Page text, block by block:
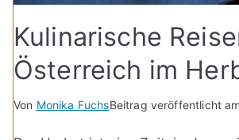
Kulinarische
Österreich im
Von Monika FuchsBeitrag veröffentlicht am